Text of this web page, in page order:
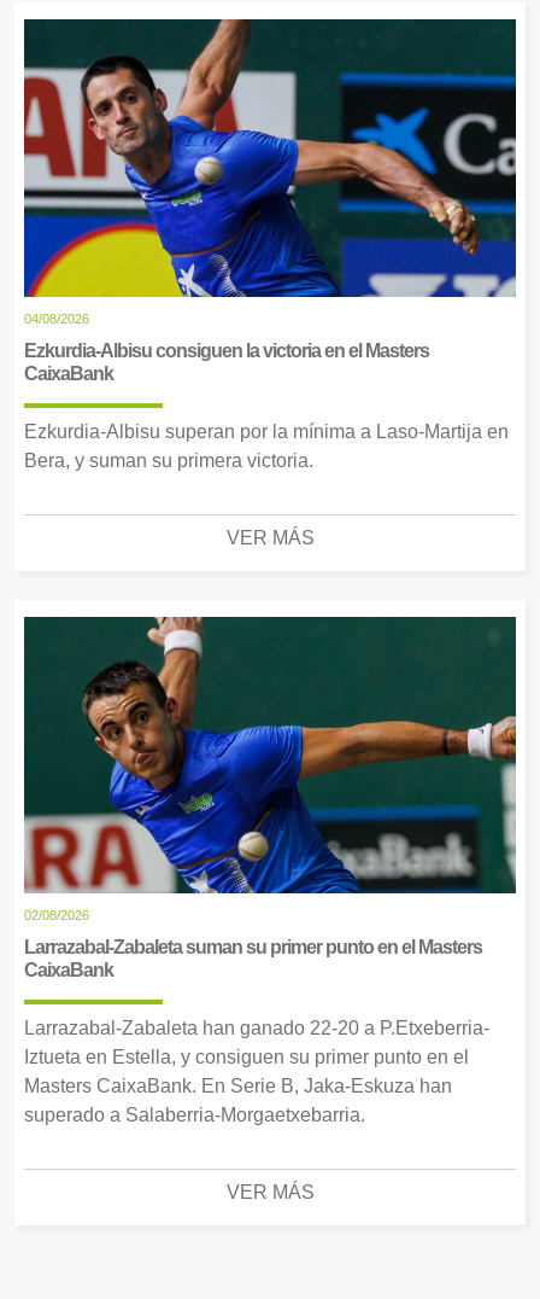
04/08/2026
Ezkurdia-Albisu consiguen la victoria en el Masters
CaixaBank
Ezkurdia-Albisu superan por la mínima a Laso-Martija en
Bera, y suman su primera victoria.
VER MÁS
02/08/2026
Larrazabal-Zabaleta suman su primer punto en el Masters
CaixaBank
Larrazabal-Zabaleta han ganado 22-20 a P.Etxeberria-
Iztueta en Estella, y consiguen su primer punto en el
Masters CaixaBank. En Serie B, Jaka-Eskuza han
superado a Salaberria-Morgaetxebarria.
VER MÁS